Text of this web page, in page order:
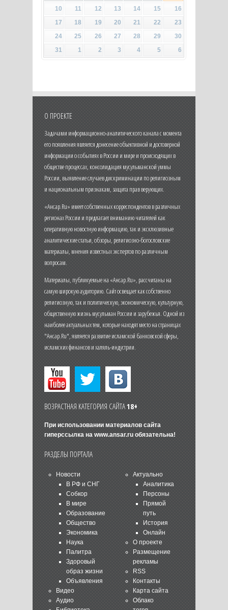
10
11 12 13 14 15
16
17
18 19 20 21 22
23
24
25 26 27 28 29
30
31
1 2 3 4 5 6
О ПРОЕКТЕ
Задачами информационно-аналитического канала с момента
его появления является донесение объективной и достоверной
информации о событиях в России и мире и происходящих в
обществе процессах, консолидация мусульманской уммы
России, выявление случаев дискриминации по религиозным
и национальным признакам, защита прав верующих.
«Ансар.Ru» имеет собственных корреспондентов в различных
регионах России и предлагает вниманию читателей как
оперативную новостную информацию, так и эксклюзивные
аналитические статьи, обзоры, религиозно-богословские
материалы, мнения известных экспертов по различным
вопросам.
Материалы, публикуемые на «Ансар.Ru», рассчитаны на
самую широкую аудиторию. Сайт освещает как собственно
религиозную, так и политическую, экономическую, культурную,
общественную жизнь мусульман России и зарубежья. Одной из
наиболее актуальных тем, которые находят место на страницах
"Ансар.Ru", является развитие исламской банковской сферы,
исламских финансов и халяль-индустрии.
ВОЗРАСТНАЯ КАТЕГОРИЯ САЙТА18+
При использовании материалов сайта
гиперссылка на www.ansar.ruобязательна!
РАЗДЕЛЫ ПОРТАЛА
Новости
В РФ и СНГ
Собкор
В мире
Образование
Общество
Экономика
Наука
Палитра
Здоровый
образ жизни
Объявления
Видео
Аудио
Актуально
Аналитика
Персоны
Прямой
путь
История
Онлайн
О проекте
Размещение
рекламы
RSS
Контакты
Карта сайта
Облако